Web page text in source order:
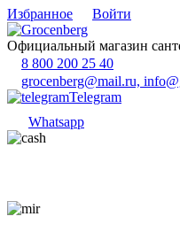
Избранное
Войти
Официальный магазин
8 800 200 25 40
grocenberg@mail.ru,
Telegram
Whatsapp